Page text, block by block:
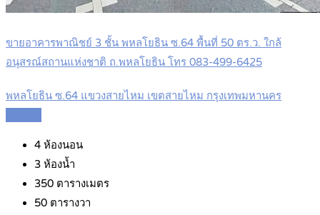
ขายอาคารพาณิชย์ 3 ชั้น พหลโยธิน ซ.64 พื้นที่ 50 ตร.ว. ใกล้
อนุสรณ์สถานแห่งชาติ ถ.พหลโยธิน โทร 083-499-6425
พหลโยธิน ซ.64 แขวงสายไหม เขตสายไหม กรุงเทพมหานคร
4 ห้องนอน
3 ห้องน้ำ
350 ตารางเมตร
50 ตารางวา